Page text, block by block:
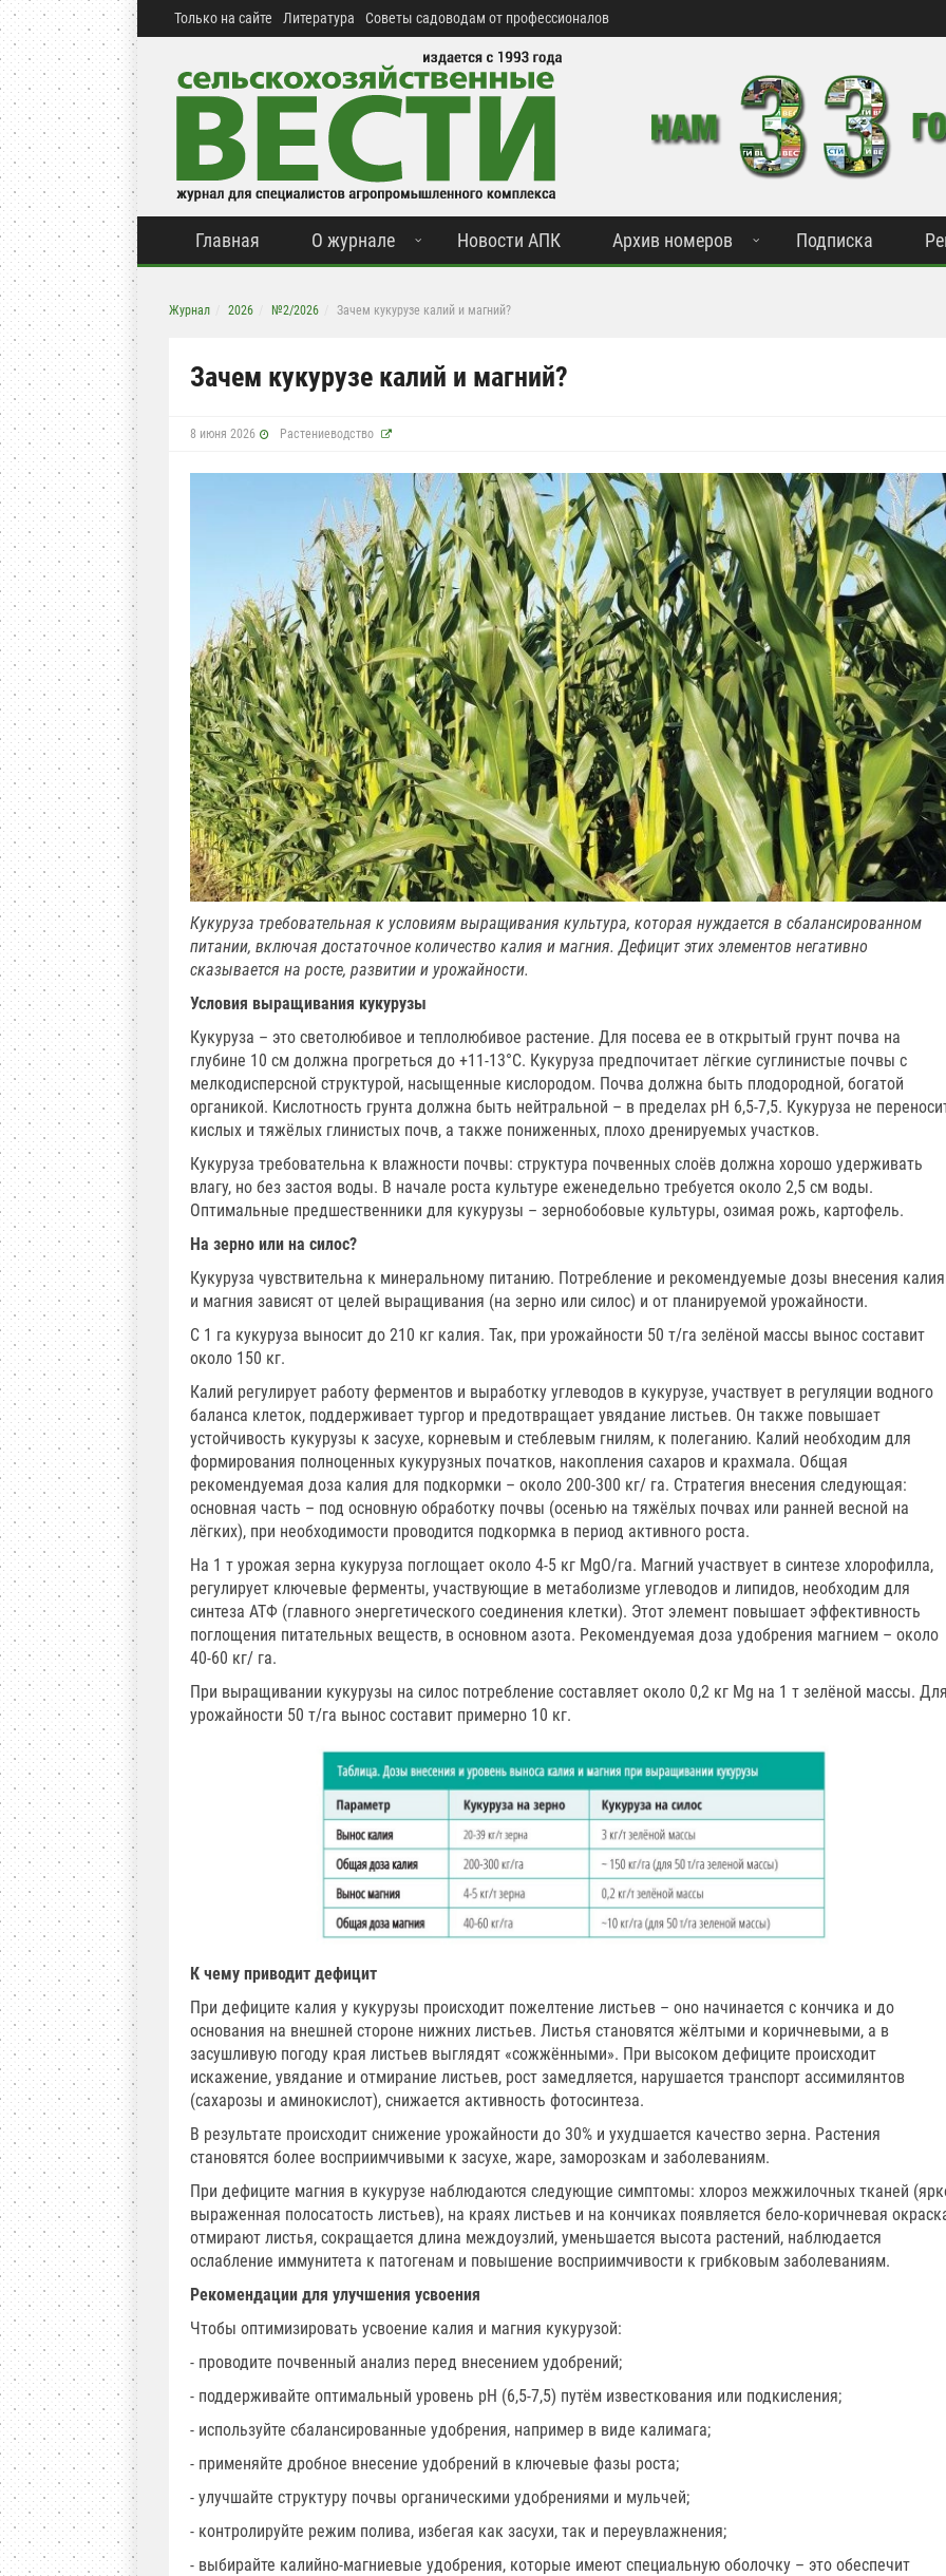
Только на сайте Литература Советы садоводам от профессионалов
Главная О журнале Новости АПК Архив номеров Подписка
Журнал 2026 №2/2026 Зачем кукурузе калий и магний?
Зачем кукурузе калий и магний?
8 июня 2026 Растениеводство
Кукуруза требовательная к условиям выращивания культура, которая нуждается в сбалансированном
питании, включая достаточное количество калия и магния. Дефицит этих элементов негативно
сказывается на росте, развитии и урожайности.
Условия выращивания кукурузы
Кукуруза – это светолюбивое и теплолюбивое растение. Для посева ее в открытый грунт почва на
глубине 10 см должна прогреться до +11-13°C. Кукуруза предпочитает лёгкие суглинистые почвы с
мелкодисперсной структурой, насыщенные кислородом. Почва должна быть плодородной, богатой
органикой. Кислотность грунта должна быть нейтральной – в пределах рН 6,5-7,5. Кукуруза не
кислых и тяжёлых глинистых почв, а также пониженных, плохо дренируемых участков.
Кукуруза требовательна к влажности почвы: структура почвенных слоёв должна хорошо удерживать
влагу, но без застоя воды. В начале роста культуре еженедельно требуется около 2,5 см воды.
Оптимальные предшественники для кукурузы – зернобобовые культуры, озимая рожь, картофель.
На зерно или на силос?
Кукуруза чувствительна к минеральному питанию. Потребление и рекомендуемые дозы внесения калия
и магния зависят от целей выращивания (на зерно или силос) и от планируемой урожайности.
С 1 га кукуруза выносит до 210 кг калия. Так, при урожайности 50 т/га зелёной массы вынос составит
около 150 кг.
Калий регулирует работу ферментов и выработку углеводов в кукурузе, участвует в регуляции водного
баланса клеток, поддерживает тургор и предотвращает увядание листьев. Он также повышает
устойчивость кукурузы к засухе, корневым и стеблевым гнилям, к полеганию. Калий необходим для
формирования полноценных кукурузных початков, накопления сахаров и крахмала. Общая
рекомендуемая доза калия для подкормки – около 200-300 кг/ га. Стратегия внесения следующая:
основная часть – под основную обработку почвы (осенью на тяжёлых почвах или ранней весной на
лёгких), при необходимости проводится подкормка в период активного роста.
На 1 т урожая зерна кукуруза поглощает около 4-5 кг MgO/га. Магний участвует в синтезе хлорофилла,
регулирует ключевые ферменты, участвующие в метаболизме углеводов и липидов, необходим для
синтеза АТФ (главного энергетического соединения клетки). Этот элемент повышает эффективность
поглощения питательных веществ, в основном азота. Рекомендуемая доза удобрения магнием – около
40-60 кг/ га.
При выращивании кукурузы на силос потребление составляет около 0,2 кг Mg на 1 т зелёной массы.
урожайности 50 т/га вынос составит примерно 10 кг.
К чему приводит дефицит
При дефиците калия у кукурузы происходит пожелтение листьев – оно начинается с кончика и до
основания на внешней стороне нижних листьев. Листья становятся жёлтыми и коричневыми, а в
засушливую погоду края листьев выглядят «сожжёнными». При высоком дефиците происходит
искажение, увядание и отмирание листьев, рост замедляется, нарушается транспорт ассимилянтов
(сахарозы и аминокислот), снижается активность фотосинтеза.
В результате происходит снижение урожайности до 30% и ухудшается качество зерна. Растения
становятся более восприимчивыми к засухе, жаре, заморозкам и заболеваниям.
При дефиците магния в кукурузе наблюдаются следующие симптомы: хлороз межжилочных тканей
выраженная полосатость листьев), на краях листьев и на кончиках появляется бело-коричневая
отмирают листья, сокращается длина междоузлий, уменьшается высота растений, наблюдается
ослабление иммунитета к патогенам и повышение восприимчивости к грибковым заболеваниям.
Рекомендации для улучшения усвоения
Чтобы оптимизировать усвоение калия и магния кукурузой:
- проводите почвенный анализ перед внесением удобрений;
- поддерживайте оптимальный уровень рН (6,5-7,5) путём известкования или подкисления;
- используйте сбалансированные удобрения, например в виде калимага;
- применяйте дробное внесение удобрений в ключевые фазы роста;
- улучшайте структуру почвы органическими удобрениями и мульчей;
- контролируйте режим полива, избегая как засухи, так и переувлажнения;
- выбирайте калийно-магниевые удобрения, которые имеют специальную оболочку – это обеспечит